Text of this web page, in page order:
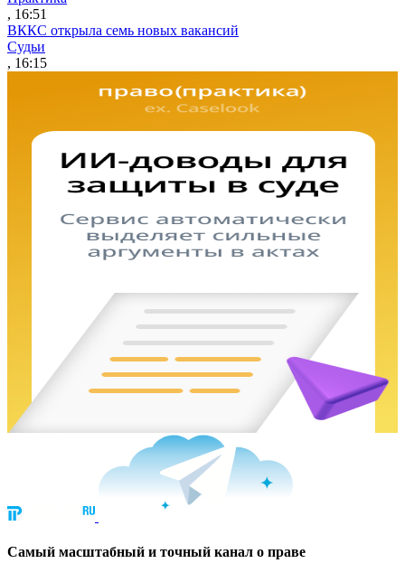
, 16:51
ВККС открыла семь новых вакансий
Судьи
, 16:15
Cамый масштабный и точный канал о праве